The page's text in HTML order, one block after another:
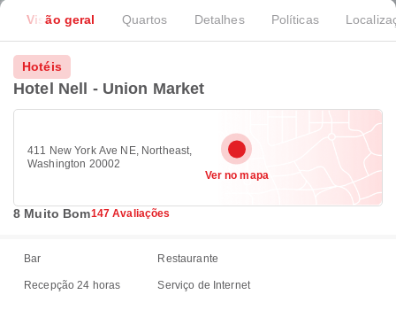
Visão geral Quartos Detalhes Políticas
Hotéis
Hotel Nell - Union Market
411 New York Ave NE, Northeast,
Washington 20002
Ver no mapa
8 Muito Bom147 Avaliações
Bar Restaurante
Recepção 24 horas Serviço de Internet